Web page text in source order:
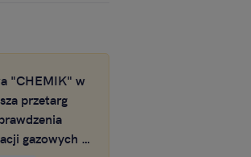
"CHEMIK" w
przetarg
gazowych w